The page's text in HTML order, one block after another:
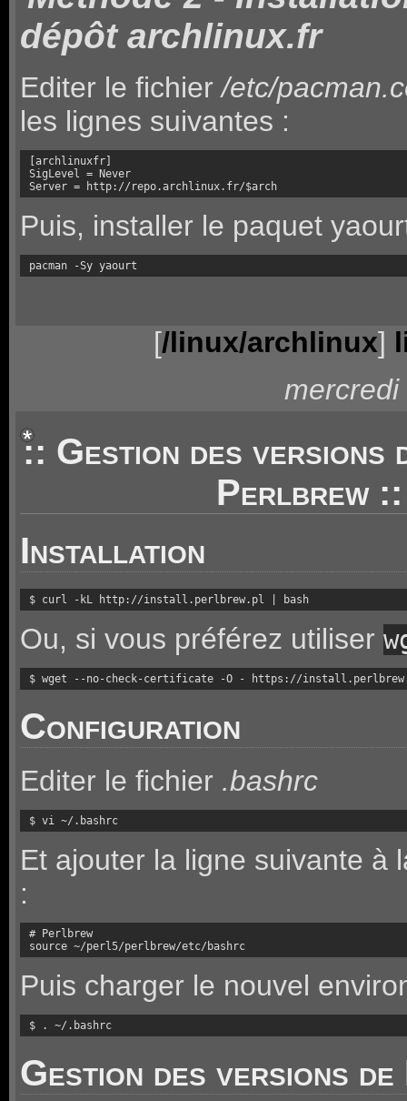
dépôt archlinux.fr
Editer le fichier/etc/
les lignes suivantes :
[archlinuxfr]
SigLevel = Never
Server = http://repo.archlinux.fr/$arch
Puis, installer le paquet
pacman -Sy yaourt
[/linux/archlinux]
:: Gestion des versions
Perlbrew ::
Installation
$ curl -kL http://install.perlbrew.pl | bash
Ou, si vous préférez utiliser
$ wget --no-check-certificate -O - https://
Configuration
Editer le fichier .bashrc
$ vi ~/.bashrc
Et ajouter la ligne suivante à
:
# Perlbrew
source ~/perl5/perlbrew/etc/bashrc
Puis charger le nouvel
$ . ~/.bashrc
Gestion des versions